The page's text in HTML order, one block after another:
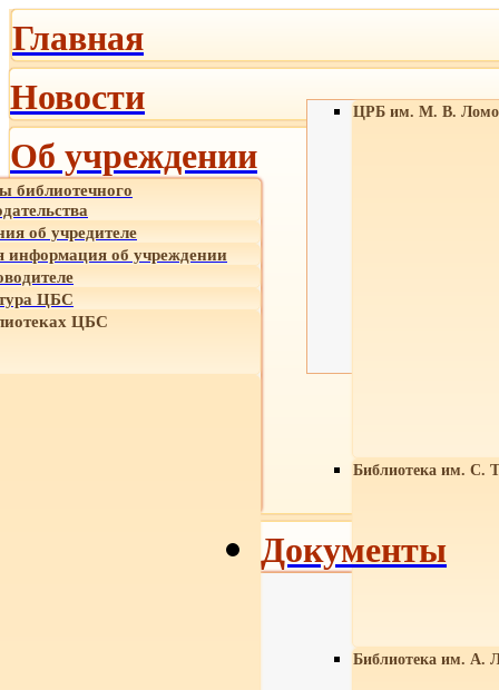
Главная
Новости
Об учреждении
библиотечного
об учредителе
об учреждении
ЦБС
ЦБС
ЦРБ им. М. В.
Библиотека им. С.
Библиотека им. А.
Документы